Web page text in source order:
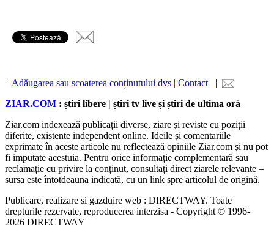
| Adăugarea sau scoaterea conținutului dvs | Contact |
ZIAR.COM : știri libere | știri tv live și știri de ultima oră
Ziar.com indexează publicații diverse, ziare și reviste cu poziții
diferite, existente independent online. Ideile și comentariile
exprimate în aceste articole nu reflectează opiniile Ziar.com și nu pot
fi imputate acestuia. Pentru orice informație complementară sau
reclamație cu privire la conținut, consultați direct ziarele relevante –
sursa este întotdeauna indicată, cu un link spre articolul de origină.
Publicare, realizare si gazduire web : DIRECTWAY. Toate
drepturile rezervate, reproducerea interzisa - Copyright © 1996-
2026 DIRECTWAY